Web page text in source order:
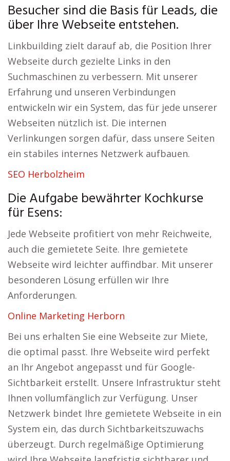
Besucher sind die Basis für Leads, die
über Ihre Webseite entstehen.
Linkbuilding zielt darauf ab, die Position Ihrer
Webseite durch gezielte Links in den
Suchmaschinen zu verbessern. Mit unserer
Erfahrung und unseren Verbindungen
entwickeln wir ein System, das für jede unserer
Webseiten nützlich ist. Die internen
Verlinkungen sorgen dafür, dass unsere Seiten
ein stabiles internes Netzwerk aufbauen.
SEO Herbolzheim
Die Aufgabe bewährter Kochkurse
für Esens:
Jede Webseite profitiert von mehr Reichweite,
auch die gemietete Seite. Ihre gemietete
Webseite wird leichter auffindbar. Mit unserer
besonderen Lösung erfüllen wir Ihre
Anforderungen.
Online Marketing Herborn
Bei uns erhalten Sie eine Webseite zur Miete,
die optimal passt. Ihre Webseite wird perfekt
an Ihr Angebot angepasst und für Google-
Sichtbarkeit erstellt. Unsere Infrastruktur steht
Ihnen vollumfänglich zur Verfügung. Unser
Netzwerk bindet Ihre gemietete Webseite in ein
System ein, das durch Sichtbarkeitszuwachs
überzeugt. Durch regelmäßige Optimierung